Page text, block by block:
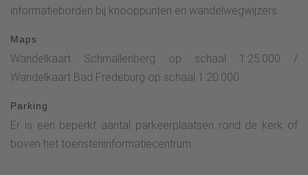
informatieborden bij knooppunten en wandelwegwijzers.
Maps
Wandelkaart Schmallenberg op schaal 1:25.000 /
Wandelkaart Bad Fredeburg op schaal 1:20.000
Parking
Er is een beperkt aantal parkeerplaatsen rond de kerk of
boven het toeristeninformatiecentrum.